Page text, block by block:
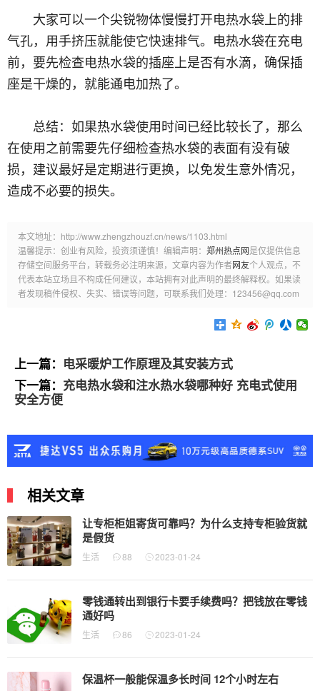
大家可以一个尖锐物体慢慢打开电热水袋上的排
气孔，用手挤压就能使它快速排气。电热水袋在充电
前，要先检查电热水袋的插座上是否有水滴，确保插
座是干燥的，就能通电加热了。
总结：如果热水袋使用时间已经比较长了，那么
在使用之前需要先仔细检查热水袋的表面有没有破
损，建议最好是定期进行更换，以免发生意外情况，
造成不必要的损失。
本文地址：http://www.zhengzhouzf.cn/news/1103.html
温馨提示：创业有风险，投资须谨慎！编辑声明： 郑州热点网是仅提供信息
存储空间服务平台，转载务必注明来源，文章内容为作者网友个人观点，不
代表本站立场且不构成任何建议，本站拥有对此声明的最终解释权。如果读
者发现稿件侵权、失实、错误等问题，可联系我们处理：123456@qq.com
上一篇： 电采暖炉工作原理及其安装方式
下一篇： 充电热水袋和注水热水袋哪种好 充电式使用
安全方便
相关文章
让专柜柜姐寄货可靠吗？为什么支持专柜验货就
是假货
生活 88 2023-01-24
零钱通转出到银行卡要手续费吗？把钱放在零钱
通好吗
生活 86 2023-01-24
保温杯一般能保温多长时间 12个小时左右